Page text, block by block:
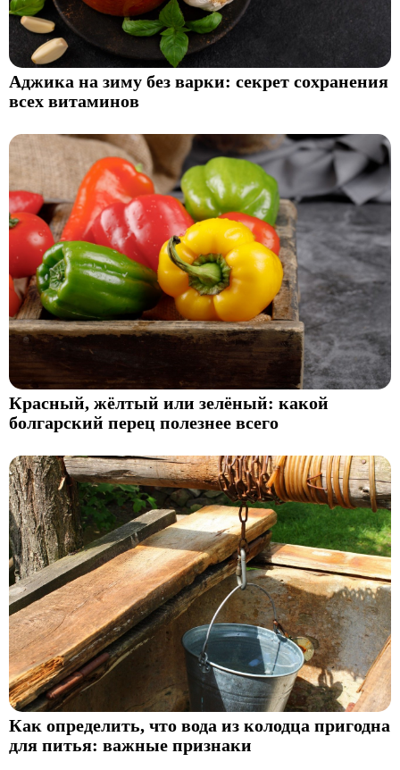
Аджика на зиму без варки: секрет сохранения
всех витаминов
Красный, жёлтый или зелёный: какой
болгарский перец полезнее всего
Как определить, что вода из колодца пригодна
для питья: важные признаки